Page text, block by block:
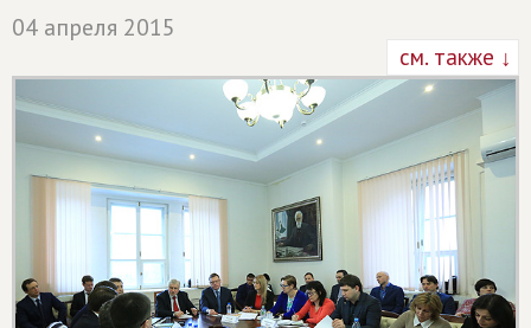
04 апреля 2015
см. также ↓